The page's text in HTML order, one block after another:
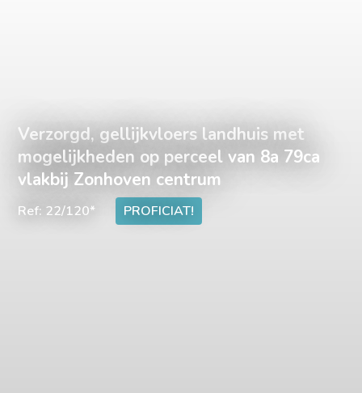
Verzorgd, gellijkvloers landhuis met
mogelijkheden op perceel van 8a 79ca
vlakbij Zonhoven centrum
Ref: 22/120* PROFICIAT!